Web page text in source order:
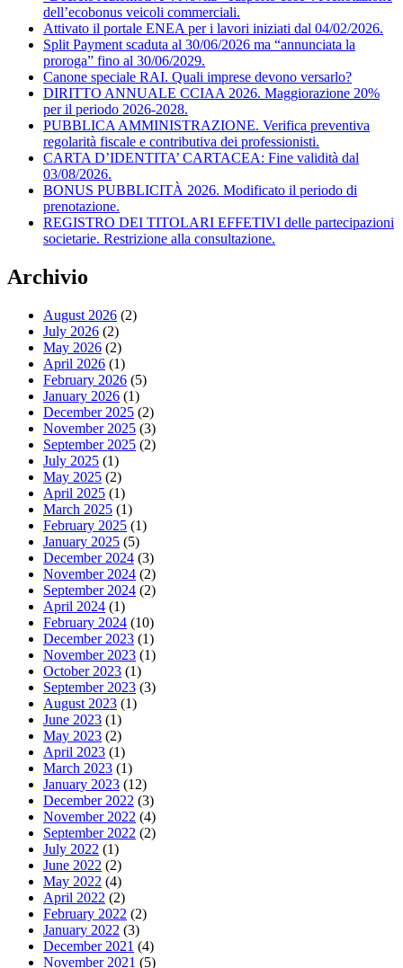
dell’ecobonus veicoli commerciali.
Attivato il portale ENEA per i lavori iniziati dal 04/02/2026.
Split Payment scaduta al 30/06/2026 ma “annunciata la
proroga” fino al 30/06/2029.
Canone speciale RAI. Quali imprese devono versarlo?
DIRITTO ANNUALE CCIAA 2026. Maggiorazione 20%
per il periodo 2026-2028.
PUBBLICA AMMINISTRAZIONE. Verifica preventiva
regolarità fiscale e contributiva dei professionisti.
CARTA D’IDENTITA’ CARTACEA: Fine validità dal
03/08/2026.
BONUS PUBBLICITÀ 2026. Modificato il periodo di
prenotazione.
REGISTRO DEI TITOLARI EFFETIVI delle partecipazioni
societarie. Restrizione alla consultazione.
Archivio
August 2026 (2)
July 2026 (2)
May 2026 (2)
April 2026 (1)
February 2026 (5)
January 2026 (1)
December 2025 (2)
November 2025 (3)
September 2025 (2)
July 2025 (1)
May 2025 (2)
April 2025 (1)
March 2025 (1)
February 2025 (1)
January 2025 (5)
December 2024 (3)
November 2024 (2)
September 2024 (2)
April 2024 (1)
February 2024 (10)
December 2023 (1)
November 2023 (1)
October 2023 (1)
September 2023 (3)
August 2023 (1)
June 2023 (1)
May 2023 (2)
April 2023 (1)
March 2023 (1)
January 2023 (12)
December 2022 (3)
November 2022 (4)
September 2022 (2)
July 2022 (1)
June 2022 (2)
May 2022 (4)
April 2022 (2)
February 2022 (2)
January 2022 (3)
December 2021 (4)
November 2021 (5)